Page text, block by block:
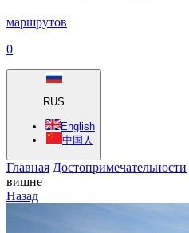
маршрутов
0
RUS
English
中国人
Главная Достопримечательности
вишне
Назад